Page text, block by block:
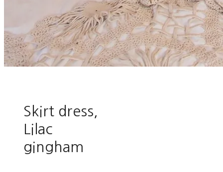
Skirt dress,
Lilac
gingham